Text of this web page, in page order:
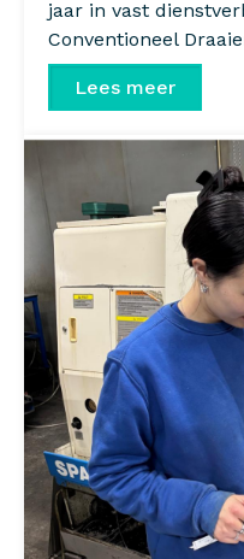
jaar in vast
Conventioneel
Lees meer